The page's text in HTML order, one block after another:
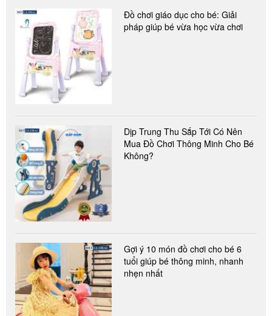
Đồ chơi giáo dục cho bé: Giải
pháp giúp bé vừa học vừa chơi
Dịp Trung Thu Sắp Tới Có Nên
Mua Đồ Chơi Thông Minh Cho Bé
Không?
Gợi ý 10 món đồ chơi cho bé 6
tuổi giúp bé thông minh, nhanh
nhẹn nhất